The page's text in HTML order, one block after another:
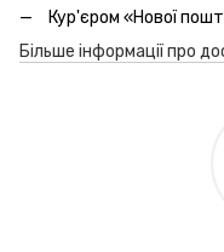
Кур'єром «Нової
Більше інформації про